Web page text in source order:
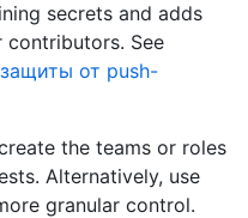
secrets and adds
See
от push-
the teams or roles
Alternatively, use
granular control.